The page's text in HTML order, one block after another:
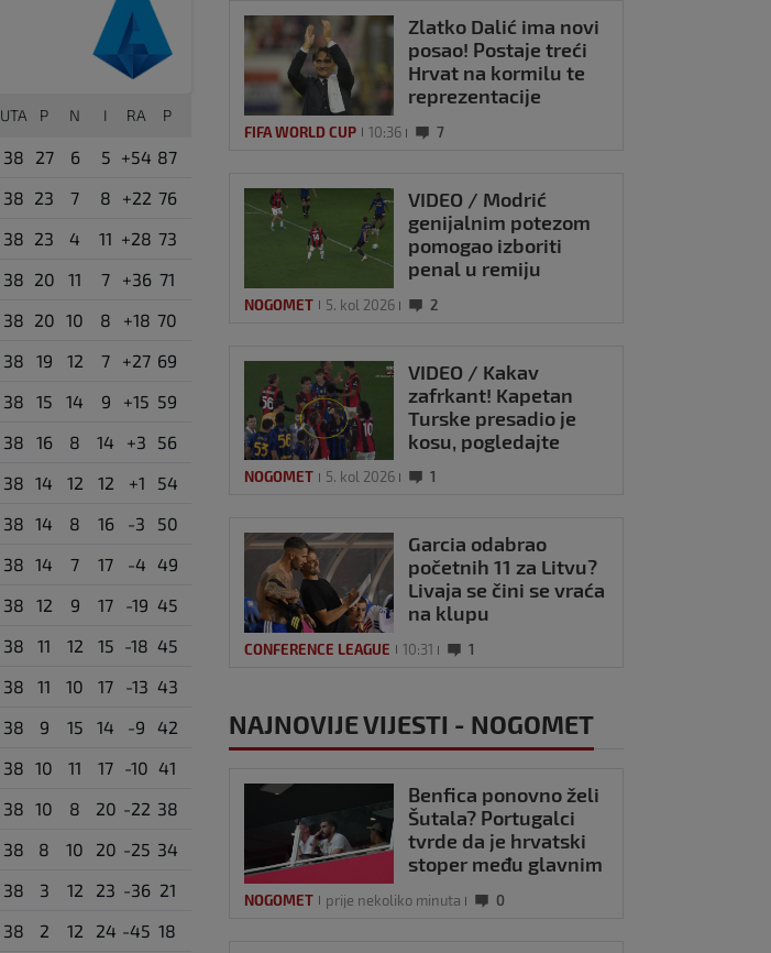
UTA P N I RA P
38 27 6 5 +54 87
38 23 7 8 +22 76
38 23 4 11 +28 73
38 20 11 7 +36 71
38 20 10 8 +18 70
38 19 12 7 +27 69
38 15 14 9 +15 59
38 16 8 14 +3
56
38 14 12 12 +1
54
38 14 8 16 -3
50
38 14 7 17 -4 49
38 12 9 17 -19 45
38 11 12 15 -18 45
38 11 10 17 -13 43
38 9 15 14 -9
42
38 10 11 17 -10 41
38 10 8 20 -22 38
38 8 10 20 -25 34
38 3 12 23 -36 21
38 2 12 24 -45 18
Zlatko Dalić ima novi
posao! Postaje treći
Hrvat na kormilu te
reprezentacije
FIFA WORLD CUP 10:36 7
VIDEO / Modrić
genijalnim potezom
pomogao izboriti
penal u remiju
NOGOMET 5. kol 2026 2
VIDEO / Kakav
zafrkant! Kapetan
Turske presadio je
kosu, pogledajte
našalio s njim
NOGOMET 5. kol 2026 1
Garcia odabrao
početnih 11 za Litvu?
Livaja se čini se vraća
na klupu
CONFERENCE LEAGUE 10:31 1
NAJNOVIJE VIJESTI - NOGOMET
Benfica ponovno želi
Šutala? Portugalci
tvrde da je hrvatski
stoper među glavnim
NOGOMET prije nekoliko minuta 0